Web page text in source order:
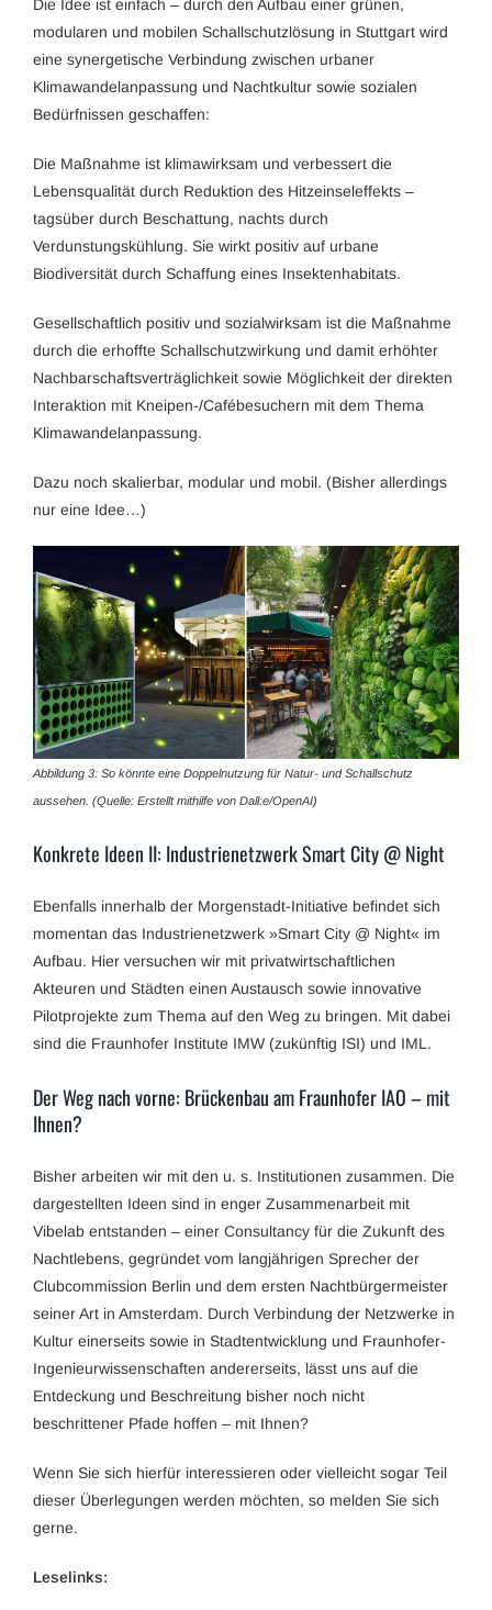
Die Idee ist einfach – durch den Aufbau einer grünen,
modularen und mobilen Schallschutzlösung in Stuttgart wird
eine synergetische Verbindung zwischen urbaner
Klimawandelanpassung und Nachtkultur sowie sozialen
Bedürfnissen geschaffen:
Die Maßnahme ist klimawirksam und verbessert die
Lebensqualität durch Reduktion des Hitzeinseleffekts –
tagsüber durch Beschattung, nachts durch
Verdunstungskühlung. Sie wirkt positiv auf urbane
Biodiversität durch Schaffung eines Insektenhabitats.
Gesellschaftlich positiv und sozialwirksam ist die Maßnahme
durch die erhoffte Schallschutzwirkung und damit erhöhter
Nachbarschaftsverträglichkeit sowie Möglichkeit der direkten
Interaktion mit Kneipen-/Cafébesuchern mit dem Thema
Klimawandelanpassung.
Dazu noch skalierbar, modular und mobil. (Bisher allerdings
nur eine Idee…)
Abbildung 3: So könnte eine Doppelnutzung für Natur- und Schallschutz
aussehen. (Quelle: Erstellt mithilfe von Dall:e/OpenAI)
Konkrete Ideen II: Industrienetzwerk Smart City @ Night
Ebenfalls innerhalb der Morgenstadt-Initiative befindet sich
momentan das Industrienetzwerk »Smart City @ Night« im
Aufbau. Hier versuchen wir mit privatwirtschaftlichen
Akteuren und Städten einen Austausch sowie innovative
Pilotprojekte zum Thema auf den Weg zu bringen. Mit dabei
sind die Fraunhofer Institute IMW (zukünftig ISI) und IML.
Der Weg nach vorne: Brückenbau am Fraunhofer IAO – mit
Ihnen?
Bisher arbeiten wir mit den u. s. Institutionen zusammen. Die
dargestellten Ideen sind in enger Zusammenarbeit mit
Vibelab entstanden – einer Consultancy für die Zukunft des
Nachtlebens, gegründet vom langjährigen Sprecher der
Clubcommission Berlin und dem ersten Nachtbürgermeister
seiner Art in Amsterdam. Durch Verbindung der Netzwerke in
Kultur einerseits sowie in Stadtentwicklung und Fraunhofer-
Ingenieurwissenschaften andererseits, lässt uns auf die
Entdeckung und Beschreitung bisher noch nicht
beschrittener Pfade hoffen – mit Ihnen?
Wenn Sie sich hierfür interessieren oder vielleicht sogar Teil
dieser Überlegungen werden möchten, so melden Sie sich
gerne.
Leselinks: